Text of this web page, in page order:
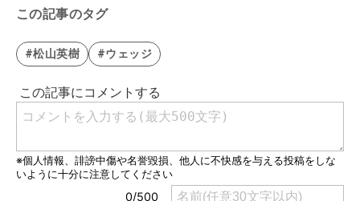
この記事のタグ
#松山英樹 #ウェッジ